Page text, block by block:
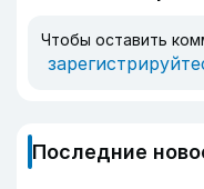
Чтобы оставить
Последние